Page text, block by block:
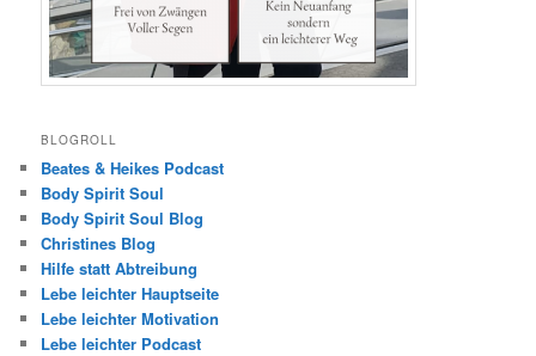
BLOGROLL
Beates & Heikes Podcast
Body Spirit Soul
Body Spirit Soul Blog
Christines Blog
Hilfe statt Abtreibung
Lebe leichter Hauptseite
Lebe leichter Motivation
Lebe leichter Podcast